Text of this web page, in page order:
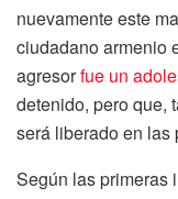
nuevamente este
ciudadano armenio
agresorfue un
detenido, pero que,
será liberado en las
Según las primeras